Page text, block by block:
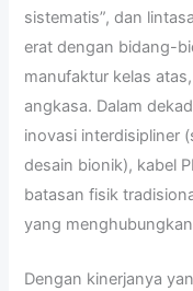
sistematis”, dan
erat dengan bidang-
manufaktur kelas
angkasa. Dalam
inovasi interdisipliner
desain bionik), kabel
batasan fisik
yang
Dengan kinerjanya